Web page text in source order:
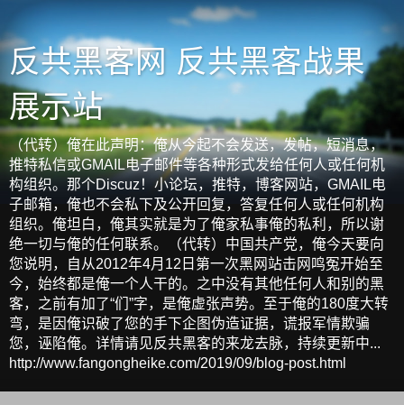
反共黑客网 反共黑客战果
展示站
（代转）俺在此声明：俺从今起不会发送，发帖，短消息，
推特私信或GMAIL电子邮件等各种形式发给任何人或任何机
构组织。那个Discuz！小论坛，推特，博客网站，GMAIL电
子邮箱，俺也不会私下及公开回复，答复任何人或任何机构
组织。俺坦白，俺其实就是为了俺家私事俺的私利，所以谢
绝一切与俺的任何联系。（代转）中国共产党，俺今天要向
您说明，自从2012年4月12日第一次黑网站击网鸣冤开始至
今，始终都是俺一个人干的。之中没有其他任何人和别的黑
客，之前有加了“们”字，是俺虚张声势。至于俺的180度大转
弯，是因俺识破了您的手下企图伪造证据，谎报军情欺骗
您，诬陷俺。详情请见反共黑客的来龙去脉，持续更新中...
http://www.fangongheike.com/2019/09/blog-post.html